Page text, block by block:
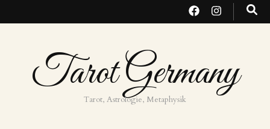
Tarot Germany
Tarot, Astrologie, Metaphysik